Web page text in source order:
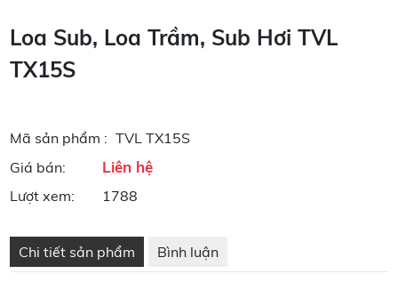
Loa Sub, Loa Trầm, Sub Hơi TVL
TX15S
Mã sản phẩm : TVL TX15S
Giá bán:
Liên hệ
Lượt xem: 1788
Chi tiết sản phẩm Bình luận